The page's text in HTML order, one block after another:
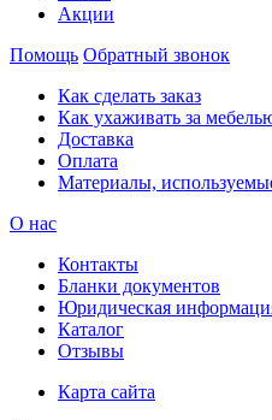
Акции
Помощь Обратный звонок
Как сделать заказ
Как ухаживать за
Доставка
Оплата
Материалы,
О нас
Контакты
Бланки документов
Юридическая
Каталог
Отзывы
Карта сайта